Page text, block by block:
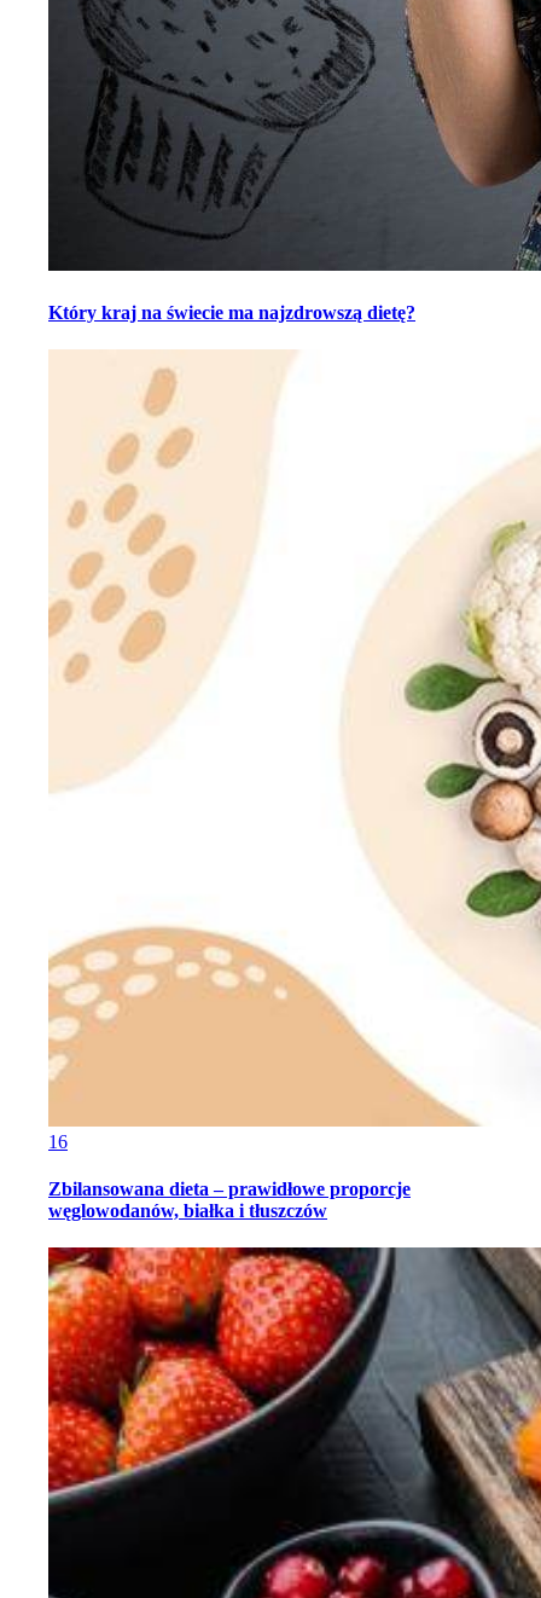
Który kraj na świecie ma najzdrowszą dietę?
16
Zbilansowana dieta – prawidłowe proporcje
węglowodanów, białka i tłuszczów